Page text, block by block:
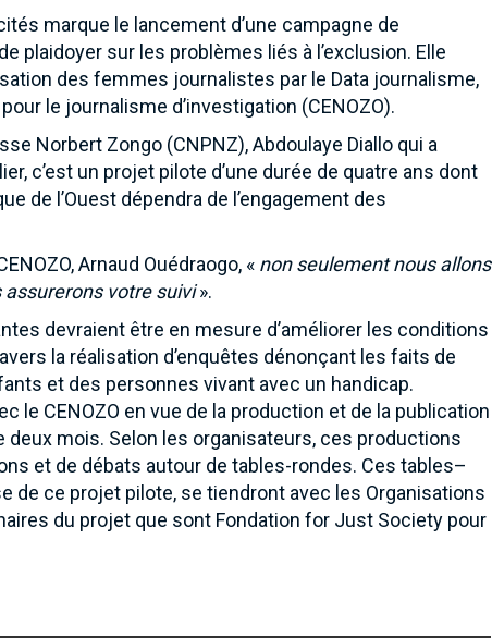
marque le lancement d’une campagne de
plaidoyer sur les problèmes liés à l’exclusion. Elle
des femmes journalistes par le Data journalisme,
le journalisme d’investigation (CENOZO).
Norbert Zongo (CNPNZ), Abdoulaye Diallo qui a
c’est un projet pilote d’une durée de quatre ans dont
de l’Ouest dépendra de l’engagement des
Arnaud Ouédraogo, « non seulement nous allons
votre suivi».
devraient être en mesure d’améliorer les conditions
la réalisation d’enquêtes dénonçant les faits de
et des personnes vivant avec un handicap.
le CENOZO en vue de la production et de la publication
deux mois. Selon les organisateurs, ces productions
et de débats autour de tables-rondes. Ces tables–
de ce projet pilote, se tiendront avec les Organisations
du projet que sont Fondation for Just Society pour
newsletter pour recevoir en premier nos informations exclusives